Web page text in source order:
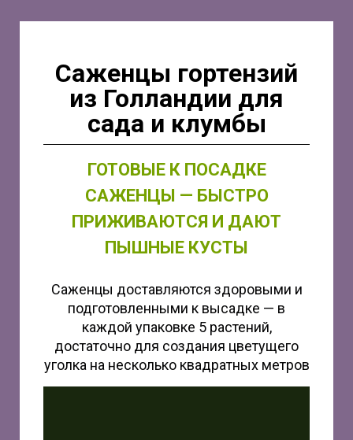
Саженцы гортензий
из Голландии для
сада и клумбы
ГОТОВЫЕ К ПОСАДКЕ
САЖЕНЦЫ — БЫСТРО
ПРИЖИВАЮТСЯ И ДАЮТ
ПЫШНЫЕ КУСТЫ
Саженцы доставляются здоровыми и
подготовленными к высадке — в
каждой упаковке 5 растений,
достаточно для создания цветущего
уголка на несколько квадратных метров